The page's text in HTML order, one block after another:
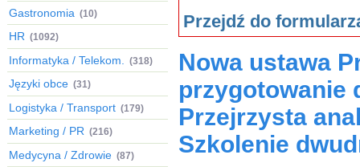
Gastronomia (10)
HR (1092)
Informatyka / Telekom. (318)
Języki obce (31)
Logistyka / Transport (179)
Marketing / PR (216)
Medycyna / Zdrowie (87)
Przejdź do
Nowa ustawa
przygotowanie
Przejrzysta
Szkolenie